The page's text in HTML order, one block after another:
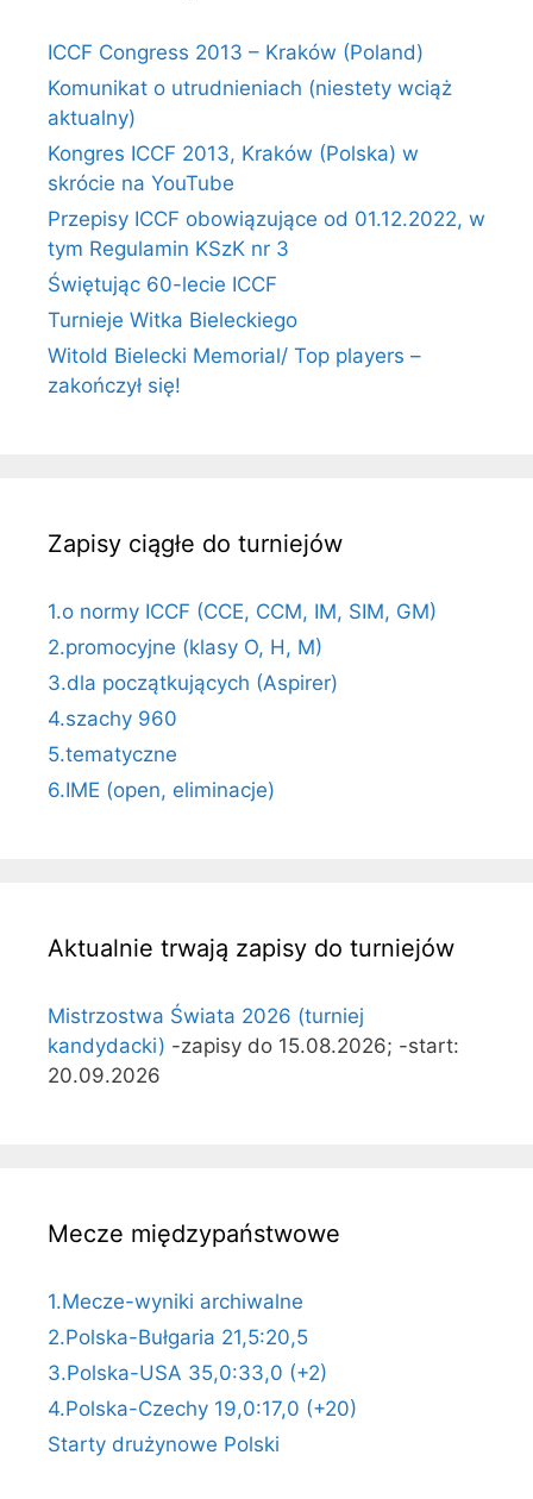
ICCF Congress 2013 – Kraków (Poland)
Komunikat o utrudnieniach (niestety wciąż
aktualny)
Kongres ICCF 2013, Kraków (Polska) w
skrócie na YouTube
Przepisy ICCF obowiązujące od 01.12.2022, w
tym Regulamin KSzK nr 3
Świętując 60-lecie ICCF
Turnieje Witka Bieleckiego
Witold Bielecki Memorial/ Top players –
zakończył się!
Zapisy ciągłe do turniejów
1.o normy ICCF (CCE, CCM, IM, SIM, GM)
2.promocyjne (klasy O, H, M)
3.dla początkujących (Aspirer)
4.szachy 960
5.tematyczne
6.IME (open, eliminacje)
Aktualnie trwają zapisy do turniejów
Mistrzostwa Świata 2026 (turniej
kandydacki) -zapisy do 15.08.2026; -start:
20.09.2026
Mecze międzypaństwowe
1.Mecze-wyniki archiwalne
2.Polska-Bułgaria 21,5:20,5
3.Polska-USA 35,0:33,0 (+2)
4.Polska-Czechy 19,0:17,0 (+20)
Starty drużynowe Polski